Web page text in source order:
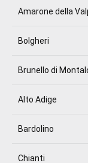
Amarone della
Bolgheri
Brunello di
Alto Adige
Bardolino
Chianti